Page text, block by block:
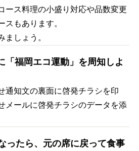
ース料理の小盛り対応や品数変更
スもあります。
ましょう。
「福岡エコ運動」を周知しよ
通知文の裏面に啓発チラシを印
メールに啓発チラシのデータを添
ったら、元の席に戻って食事